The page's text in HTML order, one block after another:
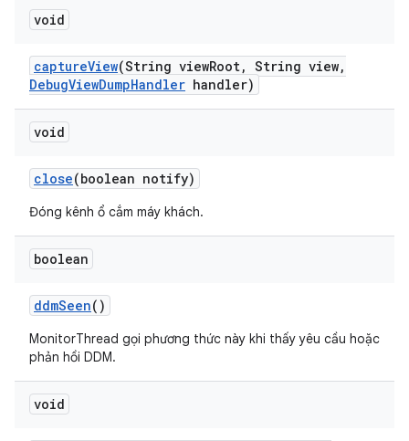
void
captureView(String viewRoot, String view,
DebugViewDumpHandler handler)
void
close(boolean notify)
Đóng kênh ổ cắm máy khách.
boolean
ddmSeen()
MonitorThread gọi phương thức này khi thấy yêu cầu hoặc
phản hồi DDM.
void